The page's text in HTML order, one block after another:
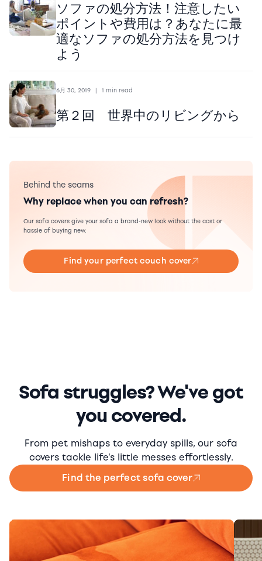
ソファの処分方法！注意したい
ポイントや費用は？あなたに最
適なソファの処分方法を見つけ
よう
6月 30, 2019 | 1 min read
第２回 世界中のリビングから
Behind the seams
Why replace when you can refresh?
Our sofa covers give your sofa a brand-new look without the cost or
hassle of buying new.
Find your perfect couch cover
Sofa struggles? We've got
you covered.
From pet mishaps to everyday spills, our sofa
covers tackle life's little messes effortlessly.
Find the perfect sofa cover